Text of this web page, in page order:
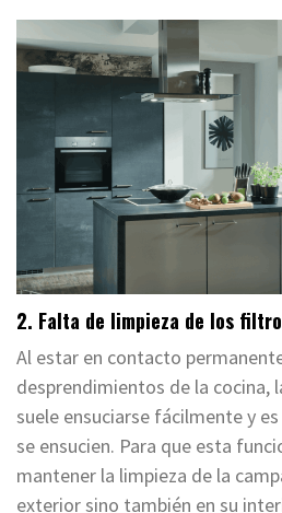
2. Falta de limpieza de los
Al estar en contacto
desprendimientos de la cocina,
suele ensuciarse fácilmente y
se ensucien. Para que esta
mantener la limpieza de la
exterior sino también en su